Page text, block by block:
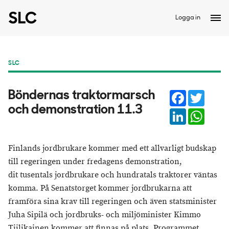
Logga in
SLC
Böndernas traktormarsch
och demonstration 11.3
Facebook
LinkedIn
Finlands jordbrukare kommer med ett allvarligt budskap
till regeringen under fredagens demonstration,
dit tusentals jordbrukare och hundratals traktorer väntas
komma. På Senatstorget kommer jordbrukarna att
framföra sina krav till regeringen och även statsminister
Juha Sipilä och jordbruks- och miljöminister Kimmo